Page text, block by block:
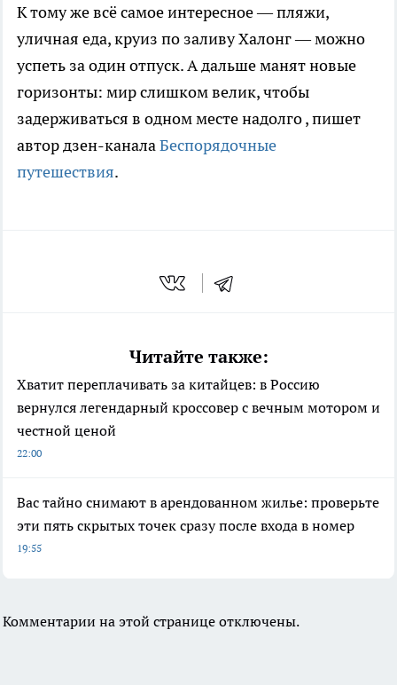
К тому же всё самое интересное — пляжи,
уличная еда, круиз по заливу Халонг — можно
успеть за один отпуск. А дальше манят новые
горизонты: мир слишком велик, чтобы
задерживаться в одном месте надолго, пишет
автор дзен-канала Беспорядочные
путешествия.
Читайте также:
Хватит переплачивать за китайцев: в Россию
вернулся легендарный кроссовер с вечным мотором и
честной ценой
22:00
Вас тайно снимают в арендованном жилье: проверьте
эти пять скрытых точек сразу после входа в номер
19:55
Комментарии на этой странице отключены.